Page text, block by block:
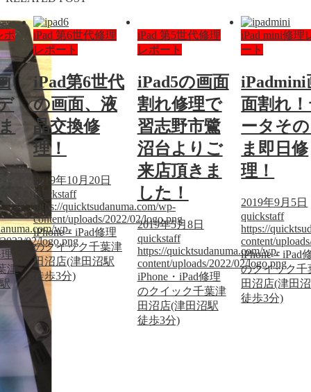
ポ
wp-
02/logo.png
理
津
iPad 第6世代修理
レポート
iPad第6世代
の画面、液
晶交換修
理！
2019年10月20日
quickstaff
https://quicktsudanuma.com/wp-
content/uploads/2022/02/logo.png
iPhone・iPad修理
のクイック千葉津
田沼店(津田沼駅
徒歩3分)
iPad 第5世代修理
レポート
iPad5の画面
割れ修理で
習志野市鷺
沼台よりご
来店頂きま
した！
2019年5月8日
quickstaff
https://quicktsudanuma.com/wp-
content/uploads/2022/02/logo.png
iPhone・iPad修理
のクイック千葉津
田沼店(津田沼駅
徒歩3分)
iPad mini修理
ート
iPadmini
面割れ
ータそ
ま即日修
理！
2019年9月5日
quickstaff
https://
content/
iPhone・iPad
のクイック千
田沼店(津田
徒歩3分)